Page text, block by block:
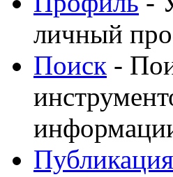
личный
Поиск -